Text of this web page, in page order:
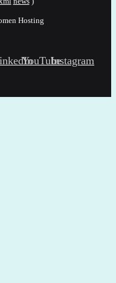
Hosting
YouTubeInstagram